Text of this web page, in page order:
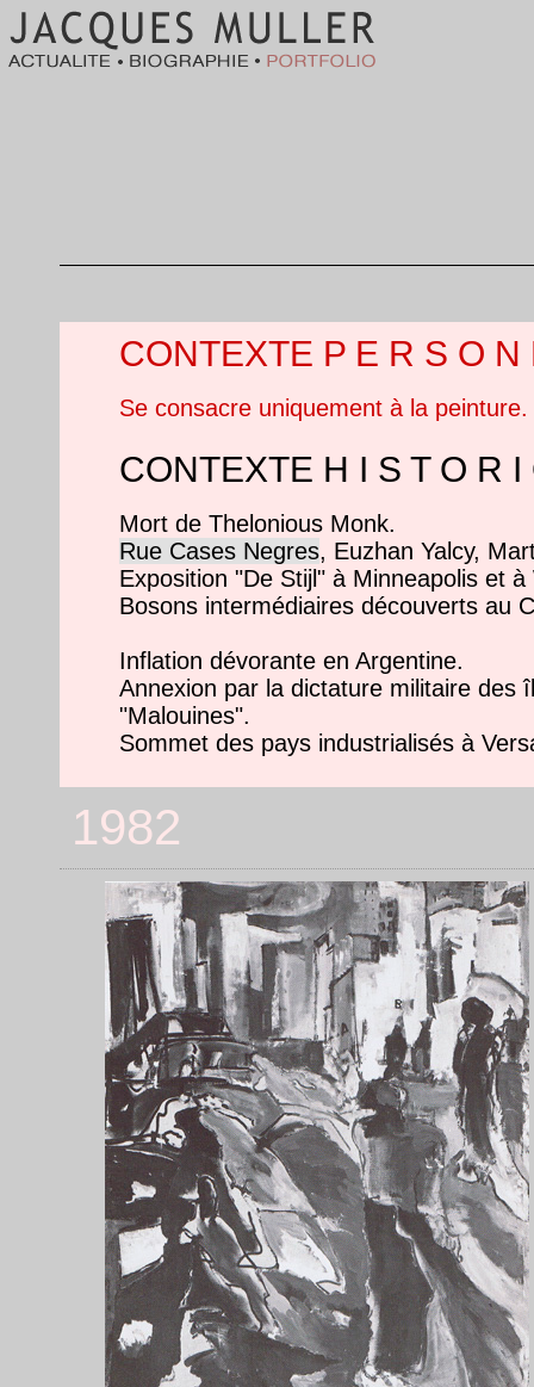
CONTEXTE P E R S O N
Se consacre uniquement à la peinture.
CONTEXTE H I S T O R I
Mort de Thelonious Monk.
Rue Cases Negres, Euzhan Yalcy,
Exposition "De Stijl" à Minneapolis et à
Bosons intermédiaires découverts au
Inflation dévorante en Argentine.
Annexion par la dictature militaire des
"Malouines".
Sommet des pays industrialisés à
1982